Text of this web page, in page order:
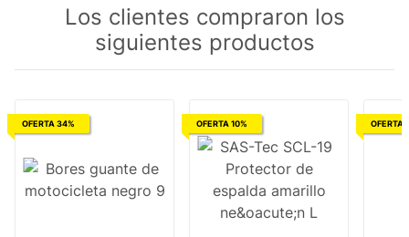
Los clientes compraron los
siguientes productos
OFERTA 34% OFERTA 10% OFERTA